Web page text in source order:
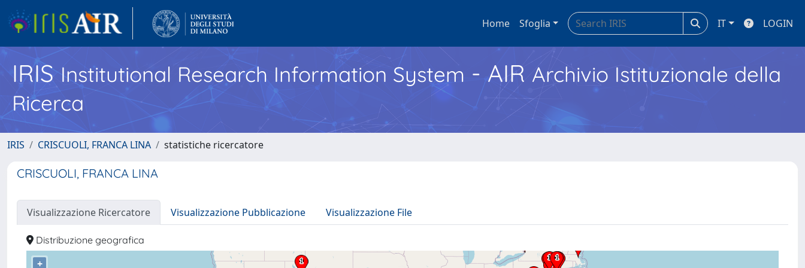
Home Sfoglia IT LOGIN
IRISInstitutional Research Information System - AIR Archivio Istituzionale della
Ricerca
IRIS CRISCUOLI, FRANCA LINA statistiche ricercatore
CRISCUOLI, FRANCA LINA
Visualizzazione Ricercatore Visualizzazione Pubblicazione Visualizzazione File
Distribuzione geografica
+